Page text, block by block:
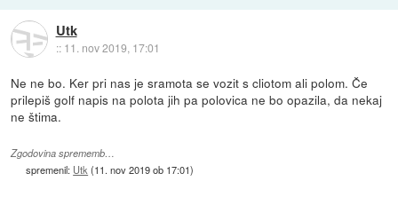
Utk
:: 11. nov 2019, 17:01
Ne ne bo. Ker pri nas je sramota se vozit s cliotom ali polom. Če
prilepiš golf napis na polota jih pa polovica ne bo opazila, da nekaj
ne štima.
Zgodovina sprememb…
spremenil: Utk(11. nov 2019 ob 17:01)